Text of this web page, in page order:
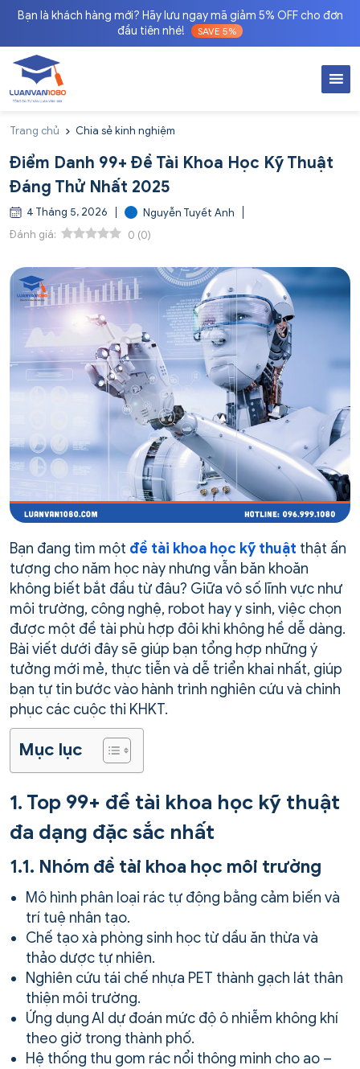
Bạn là khách hàng mới? Hãy lưu ngay mã giảm 5% OFF cho đơn
đầu tiên nhé!
SAVE 5%
Trang chủ Chia sẻ kinh nghiệm
Điểm Danh 99+ Đề Tài Khoa Học Kỹ Thuật
Đáng Thử Nhất 2025
4 Tháng 5, 2026
Nguyễn Tuyết Anh
Đánh giá:
0 (0)
Bạn đang tìm một đề tài khoa học kỹ thuật thật ấn
tượng cho năm học này nhưng vẫn băn khoăn
không biết bắt đầu từ đâu? Giữa vô số lĩnh vực như
môi trường, công nghệ, robot hay y sinh, việc chọn
được một đề tài phù hợp đôi khi không hề dễ dàng.
Bài viết dưới đây sẽ giúp bạn tổng hợp những ý
tưởng mới mẻ, thực tiễn và dễ triển khai nhất, giúp
bạn tự tin bước vào hành trình nghiên cứu và chinh
phục các cuộc thi KHKT.
Mục lục
1. Top 99+ đề tài khoa học kỹ thuật
đa dạng đặc sắc nhất
1.1. Nhóm đề tài khoa học môi trường
Mô hình phân loại rác tự động bằng cảm biến và
trí tuệ nhân tạo.
Chế tạo xà phòng sinh học từ dầu ăn thừa và
thảo dược tự nhiên.
Nghiên cứu tái chế nhựa PET thành gạch lát thân
thiện môi trường.
Ứng dụng AI dự đoán mức độ ô nhiễm không khí
theo giờ trong thành phố.
Hệ thống thu gom rác nổi thông minh cho ao –